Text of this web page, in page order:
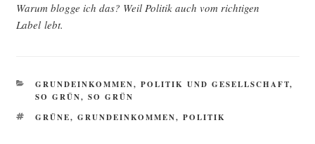
War­um blog­ge ich das? Weil Poli­tik auch vom rich­ti­gen
Label lebt.
KATEGORIEN
GRUNDEINKOMMEN, POLITIK UND GESELLSCHAFT,
SO GRÜN, SO GRÜN
SCHLAGWÖRTER
GRÜNE, GRUNDEINKOMMEN, POLITIK